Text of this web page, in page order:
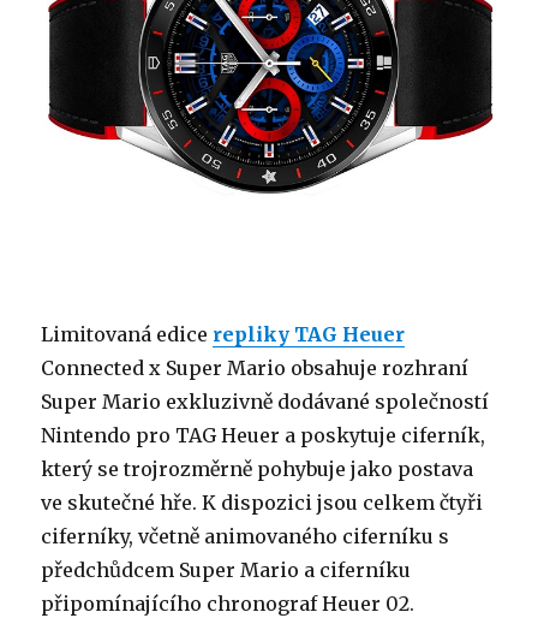
Limitovaná edice repliky TAG Heuer
Connected x Super Mario obsahuje rozhraní
Super Mario exkluzivně dodávané společností
Nintendo pro TAG Heuer a poskytuje ciferník,
který se trojrozměrně pohybuje jako postava
ve skutečné hře. K dispozici jsou celkem čtyři
ciferníky, včetně animovaného ciferníku s
předchůdcem Super Mario a ciferníku
připomínajícího chronograf Heuer 02.